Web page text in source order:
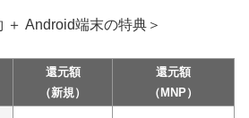
＋ Android端末の特典＞
還元額
（新規）
還元額
（MNP）